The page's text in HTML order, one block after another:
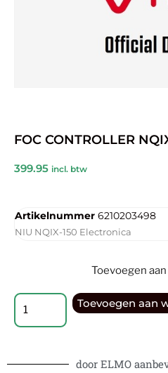
FOC CONTROLLER
399.95 incl. btw
Artikelnummer 6210203498
NIU NQIX-150 Electronica
Toevoegen
Toevoegen aan
door ELMO